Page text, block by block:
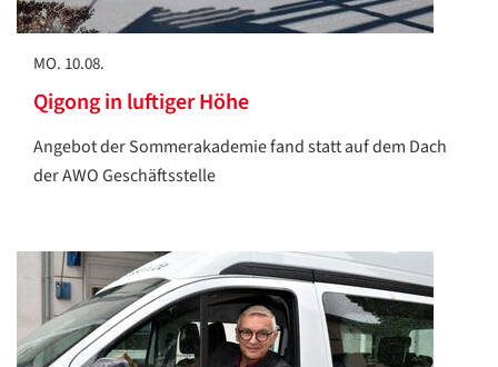
MO. 10.08.
Qigong in luftiger Höhe
Angebot der Sommerakademie fand statt auf dem Dach
der AWO Geschäftsstelle